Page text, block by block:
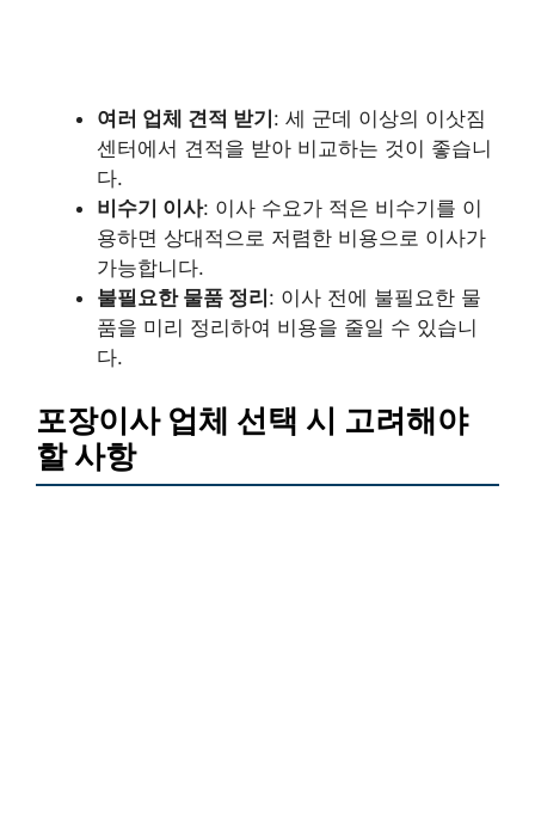
여러 업체 견적 받기: 세 군데 이상의 이삿짐
센터에서 견적을 받아 비교하는 것이 좋습니
다.
비수기 이사: 이사 수요가 적은 비수기를 이
용하면 상대적으로 저렴한 비용으로 이사가
가능합니다.
불필요한 물품 정리: 이사 전에 불필요한 물
품을 미리 정리하여 비용을 줄일 수 있습니
다.
포장이사 업체 선택 시 고려해야
할 사항